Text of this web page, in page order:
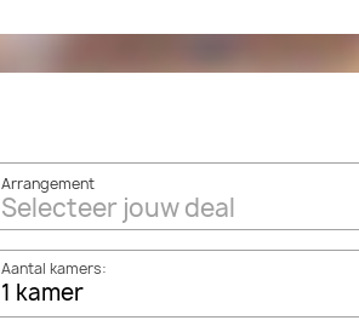
Arrangement
Selecteer jouw deal
Aantal kamers:
1 kamer